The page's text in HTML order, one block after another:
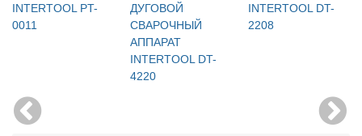
INTERTOOL PT-
0011
ДУГОВОЙ
СВАРОЧНЫЙ
АППАРАТ
INTERTOOL DT-
4220
INTERTOOL DT-
2208